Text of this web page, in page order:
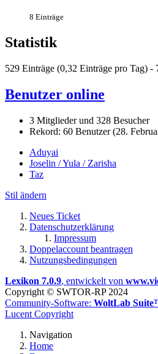
8 Einträge
Statistik
529 Einträge (0,32 Einträge pro Tag) -
Benutzer online
3 Mitglieder und 328 Besucher
Rekord: 60 Benutzer (28.
Aduyai
Joselin / Yula / Zarisha
Taz
Stil ändern
Neues Ticket
Datenschutzerklärung
Impressum
Doppelaccount beantragen
Nutzungsbedingungen
Lexikon 7.0.9, entwickelt von
Copyright © SWTOR-RP 2024
Community-Software: WoltLab
Lucent Copyright
Navigation
Home